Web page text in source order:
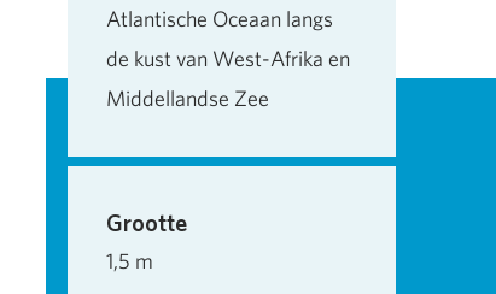
Atlantische Oceaan langs
de kust van West-Afrika en
Middellandse Zee
Grootte
1,5 m